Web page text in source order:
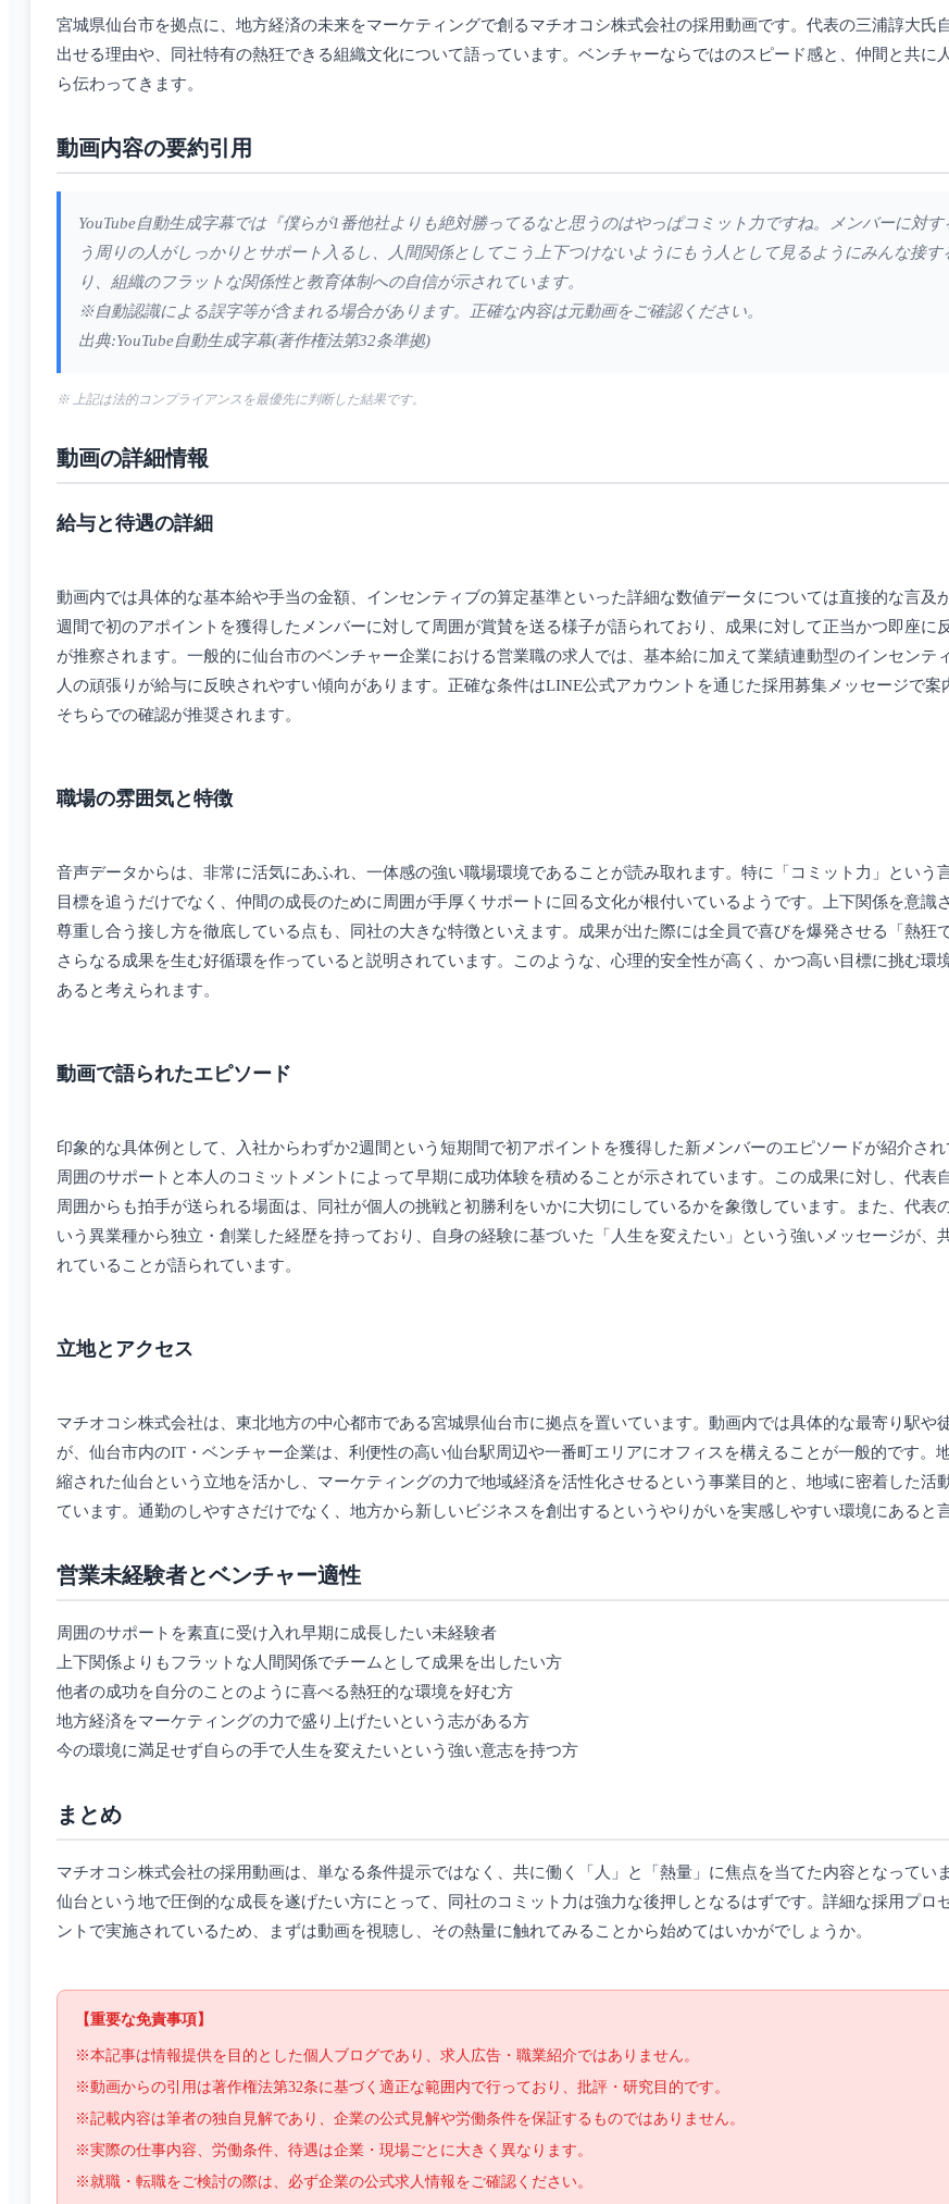
宮城県仙台市を拠点に、地方経済の未来をマーケティングで創るマチオコシ株式会社の採用動画です。代表の三浦諄大氏
出せる理由や、同社特有の熱狂できる組織文化について語っています。ベンチャーならではのスピード感と、仲間と共に
ら伝わってきます。
動画内容の要約引用
YouTube自動生成字幕では『僕らが1番他社よりも絶対勝ってるなと思うのはやっぱコミット力ですね。メンバーに対
う周りの人がしっかりとサポート入るし、人間関係としてこう上下つけないようにもう人として見るようにみんな接
り、組織のフラットな関係性と教育体制への自信が示されています。
※自動認識による誤字等が含まれる場合があります。正確な内容は元動画をご確認ください。
出典:YouTube自動生成字幕(著作権法第32条準拠)
※ 上記は法的コンプライアンスを最優先に判断した結果です。
動画の詳細情報
給与と待遇の詳細
動画内では具体的な基本給や手当の金額、インセンティブの算定基準といった詳細な数値データについては直接的な言及
週間で初のアポイントを獲得したメンバーに対して周囲が賞賛を送る様子が語られており、成果に対して正当かつ即座に
が推察されます。一般的に仙台市のベンチャー企業における営業職の求人では、基本給に加えて業績連動型のインセンテ
人の頑張りが給与に反映されやすい傾向があります。正確な条件はLINE公式アカウントを通じた採用募集メッセージで
そちらでの確認が推奨されます。
職場の雰囲気と特徴
音声データからは、非常に活気にあふれ、一体感の強い職場環境であることが読み取れます。特に「コミット力」という
目標を追うだけでなく、仲間の成長のために周囲が手厚くサポートに回る文化が根付いているようです。上下関係を意識
尊重し合う接し方を徹底している点も、同社の大きな特徴といえます。成果が出た際には全員で喜びを爆発させる「熱狂
さらなる成果を生む好循環を作っていると説明されています。このような、心理的安全性が高く、かつ高い目標に挑む環
あると考えられます。
動画で語られたエピソード
印象的な具体例として、入社からわずか2週間という短期間で初アポイントを獲得した新メンバーのエピソードが紹介され
周囲のサポートと本人のコミットメントによって早期に成功体験を積めることが示されています。この成果に対し、代表
周囲からも拍手が送られる場面は、同社が個人の挑戦と初勝利をいかに大切にしているかを象徴しています。また、代表
いう異業種から独立・創業した経歴を持っており、自身の経験に基づいた「人生を変えたい」という強いメッセージが、
れていることが語られています。
立地とアクセス
マチオコシ株式会社は、東北地方の中心都市である宮城県仙台市に拠点を置いています。動画内では具体的な最寄り駅や
が、仙台市内のIT・ベンチャー企業は、利便性の高い仙台駅周辺や一番町エリアにオフィスを構えることが一般的です。
縮された仙台という立地を活かし、マーケティングの力で地域経済を活性化させるという事業目的と、地域に密着した活
ています。通勤のしやすさだけでなく、地方から新しいビジネスを創出するというやりがいを実感しやすい環境にあると
営業未経験者とベンチャー適性
周囲のサポートを素直に受け入れ早期に成長したい未経験者
上下関係よりもフラットな人間関係でチームとして成果を出したい方
他者の成功を自分のことのように喜べる熱狂的な環境を好む方
地方経済をマーケティングの力で盛り上げたいという志がある方
今の環境に満足せず自らの手で人生を変えたいという強い意志を持つ方
まとめ
マチオコシ株式会社の採用動画は、単なる条件提示ではなく、共に働く「人」と「熱量」に焦点を当てた内容となってい
仙台という地で圧倒的な成長を遂げたい方にとって、同社のコミット力は強力な後押しとなるはずです。詳細な採用プロ
ントで実施されているため、まずは動画を視聴し、その熱量に触れてみることから始めてはいかがでしょうか。
【重要な免責事項】
※本記事は情報提供を目的とした個人ブログであり、求人広告・職業紹介ではありません。
※動画からの引用は著作権法第32条に基づく適正な範囲内で行っており、批評・研究目的です。
※記載内容は筆者の独自見解であり、企業の公式見解や労働条件を保証するものではありません。
※実際の仕事内容、労働条件、待遇は企業・現場ごとに大きく異なります。
※就職・転職をご検討の際は、必ず企業の公式求人情報をご確認ください。